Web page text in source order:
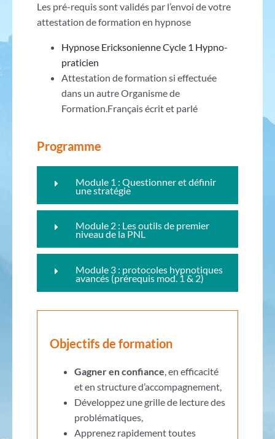
Les pré-requis sont validés par l’envoi de votre
attestation de formation en hypnose
Hypnose Ericksonienne Cycle 1 Hypno-
praticien
Attestation de formation si effectuée
dans un autre Organisme de
Formation.Français écrit et parlé
Programme
Module 1 : Questionner et définir
une stratégie
Module 2 : Les outils de premier
niveau de la PNL
Module 3 : protocoles hypnotiques
avancés (prérequis mod. 1 & 2)
Objectifs de formation
Gagner en confiance, en efficacité
et en structure d’accompagnement,
Développez une grille de lecture des
problématiques,
Apprenez rapidement toutes